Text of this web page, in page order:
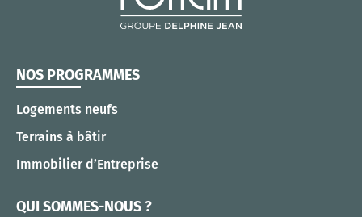
NOS PROGRAMMES
Logements neufs
Terrains à bâtir
Immobilier d’Entreprise
QUI SOMMES-NOUS ?